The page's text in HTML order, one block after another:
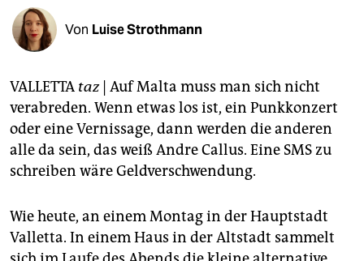
shop
fragen & hilfe
unterstützen
abo
genossenschaft
Von Luise Strothmann
VALLETTA taz| Auf Malta muss man sich nicht
verabreden. Wenn etwas los ist, ein Punkkonzert
oder eine Vernissage, dann werden die anderen
alle da sein, das weiß Andre Callus. Eine SMS zu
schreiben wäre Geldverschwendung.
Wie heute, an einem Montag in der Hauptstadt
Valletta. In einem Haus in der Altstadt sammelt